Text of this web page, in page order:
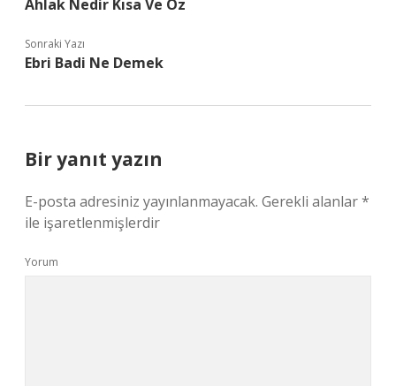
Ahlak Nedir Kısa Ve Öz
Sonraki Yazı
Ebri Badi Ne Demek
Bir yanıt yazın
E-posta adresiniz yayınlanmayacak. Gerekli alanlar*
ile işaretlenmişlerdir
Yorum